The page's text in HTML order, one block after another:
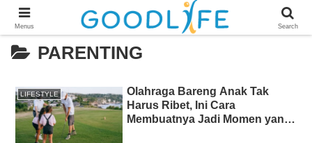
PARENTING
LIFESTYLE
Olahraga Bareng Anak Tak
Harus Ribet, Ini Cara
Membuatnya Jadi Momen yang
Menus Search